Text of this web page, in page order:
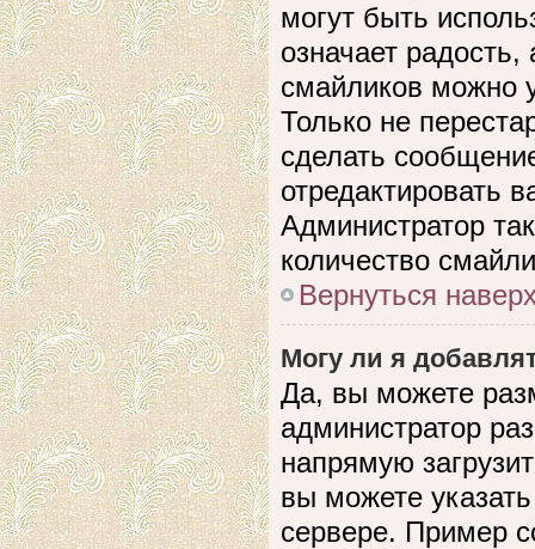
могут быть
означает
смайликов можно
Только не
сделать
отредактировать
Администратор
количество
Вернуться
Могу ли я
Да, вы можете
администратор
напрямую
вы можете
сервере. Пример